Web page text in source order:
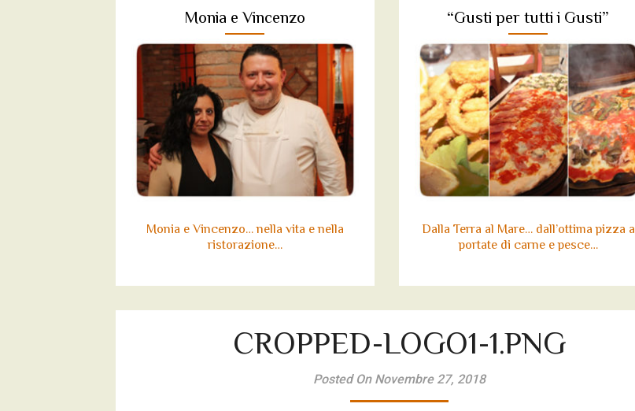
Monia e Vincenzo
Monia e Vincenzo… nella vita e nella
ristorazione…
“Gusti per tutti i Gusti”
Dalla Terra al Mare… dall’ottima pizza a
portate di carne e pesce…
CROPPED-LOGO1-1.PNG
Posted On Novembre 27, 2018